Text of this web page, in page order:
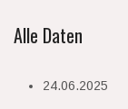
Alle Daten
24.06.2025